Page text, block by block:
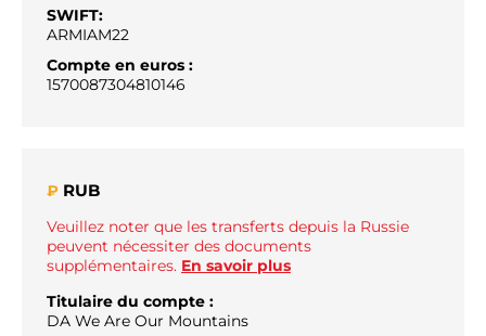
SWIFT:
ARMIAM22
Compte en euros :
1570087304810146
₽ RUB
Veuillez noter que les transferts depuis la Russie
peuvent nécessiter des documents
supplémentaires. En savoir plus
Titulaire du compte :
DA We Are Our Mountains